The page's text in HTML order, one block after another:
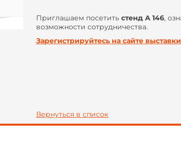
Приглашаем посетить стенд А 146,
возможности сотрудничества.
Зарегистрируйтесь на сайте выставки
Вернуться в список